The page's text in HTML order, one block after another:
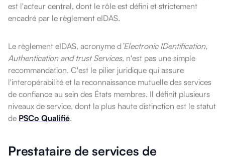
est l'acteur central, dont le rôle est défini et strictement
encadré par le règlement eIDAS.
Le règlement eIDAS, acronyme d’Electronic IDentification,
Authentication and trust Services, n'est pas une simple
recommandation. C'est le pilier juridique qui assure
l'interopérabilité et la reconnaissance mutuelle des services
de confiance au sein des États membres. Il définit plusieurs
niveaux de service, dont la plus haute distinction est le statut
de PSCo Qualifié.
Prestataire de services de